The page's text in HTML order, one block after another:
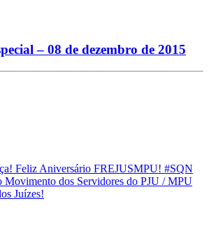
– 08 de dezembro de 2015
Feliz Aniversário FREJUSMPU! #SQN
Movimento dos Servidores do PJU / MPU
Juízes!